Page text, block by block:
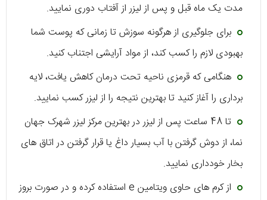
مدت یک ماه قبل و پس از لیزر از آفتاب دوری نمایید.
برای جلوگیری از هرگونه سوزش تا زمانی که پوست شما
بهبودی لازم را کسب کند، از مواد آرایشی اجتناب کنید.
هنگامی که قرمزی ناحیه تحت درمان کاهش یافت، لایه
برداری را آغاز کنید تا بهترین نتیجه را از لیزر کسب نمایید.
تا 48 ساعت پس از لیزر در بهترین مرکز لیزر شهرک جهان
نما، از دوش گرفتن با آب بسیار داغ یا قرار گرفتن در اتاق ‌های
بخار خودداری نمایید.
از کرم‌ ‌های حاوی ویتامین e استفاده کرده و در صورت بروز